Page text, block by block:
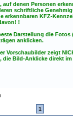
auf denen Personen
schriftliche
erkennbaren KFZ-
!
Darstellung die Fotos
anklicken.
Vorschaubilder zeigt
die Bild-Anklicke direkt
1